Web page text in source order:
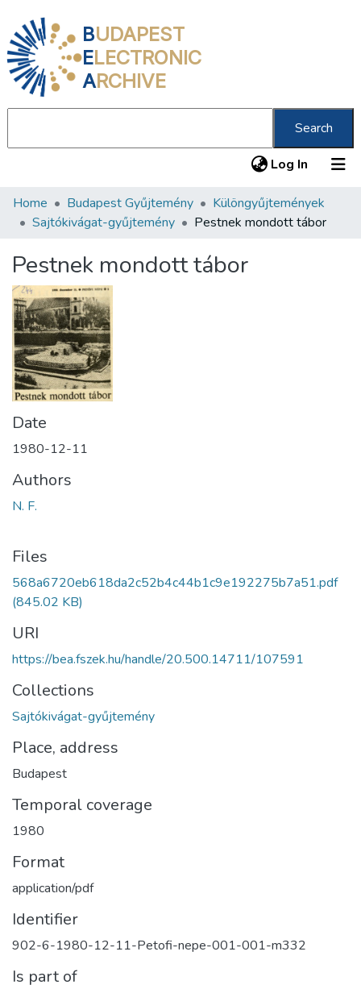
BUDAPEST
ELECTRONIC
ARCHIVE
Search
Log In (current)
Communities & Collections
Statistics
About us
Home Budapest Gyűjtemény
Különgyűjtemények
Sajtókivágat-gyűjtemény
Pestnek mondott tábor
Pestnek mondott tábor
Date
1980-12-11
Authors
N. F.
Files
568a6720eb618da2c52b4c44b1c9e192275b7a51.pdf
(845.02 KB)
URI
https://bea.fszek.hu/handle/20.500.14711/107591
Collections
Sajtókivágat-gyűjtemény
Place, address
Budapest
Temporal coverage
1980
Format
application/pdf
Identifier
902-6-1980-12-11-Petofi-nepe-001-001-m332
Is part of